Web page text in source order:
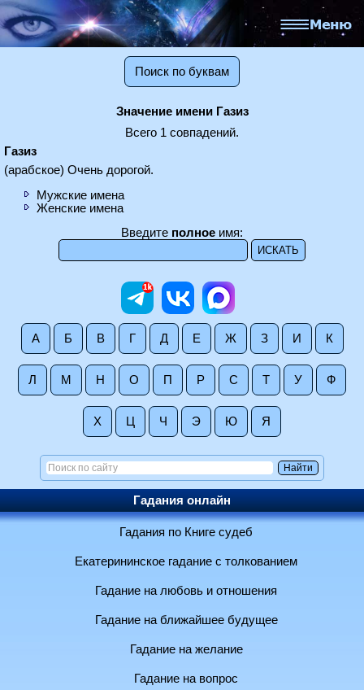
Поиск по буквам
Значение имени Газиз
Всего 1 совпадений.
Газиз
(арабское) Очень дорогой.
Мужские имена
Женские имена
Введите полное имя:
А Б В Г Д Е Ж З И К
Л М Н О П Р С Т У Ф
Х Ц Ч Э Ю Я
Гадания онлайн
Гадания по Книге судеб
Екатерининское гадание с толкованием
Гадание на любовь и отношения
Гадание на ближайшее будущее
Гадание на желание
Гадание на вопрос